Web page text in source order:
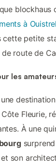
blockhaus
à
cette petite
route de
les
Fleurie,
À une
son